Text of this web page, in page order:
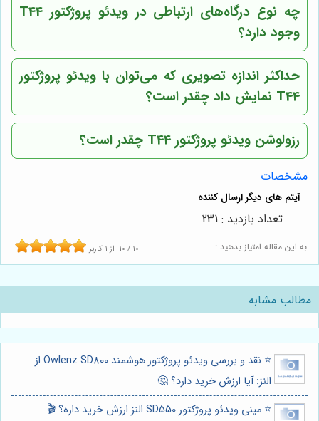
چه نوع درگاه‌های ارتباطی در ویدئو پروژکتور T44
وجود دارد؟
حداکثر اندازه تصویری که می‌توان با ویدئو پروژکتور
T44 نمایش داد چقدر است؟
رزولوشن ویدئو پروژکتور T44 چقدر است؟
مشخصات
به این مقاله امتیاز بدهید : 10 / 10 از 1 کاربر
تعداد بازدید : 231
مطالب مشابه
⭐️ نقد و بررسی ویدئو پروژکتور هوشمند Owlenz SD800 از
النز: آیا ارزش خرید دارد؟ 🤔
⭐️ مینی ویدئو پروژکتور SD550 النز ارزش خرید داره؟ 🎬